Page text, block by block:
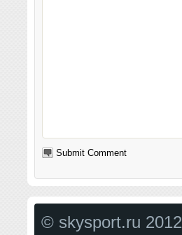
© skysport.ru 2012